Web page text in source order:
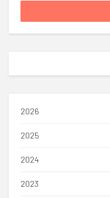
2026
2025
2024
2023